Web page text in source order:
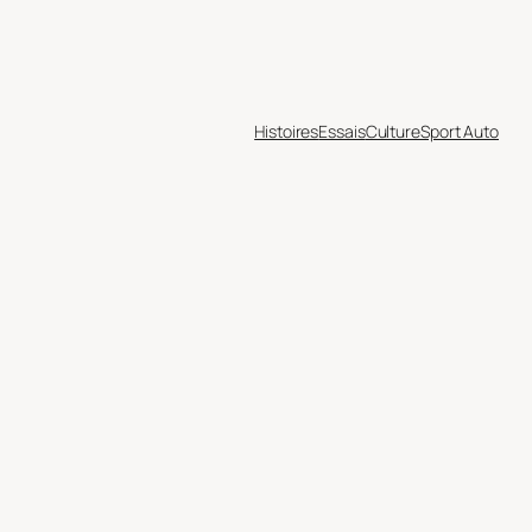
HistoiresEssaisCultureSport Auto